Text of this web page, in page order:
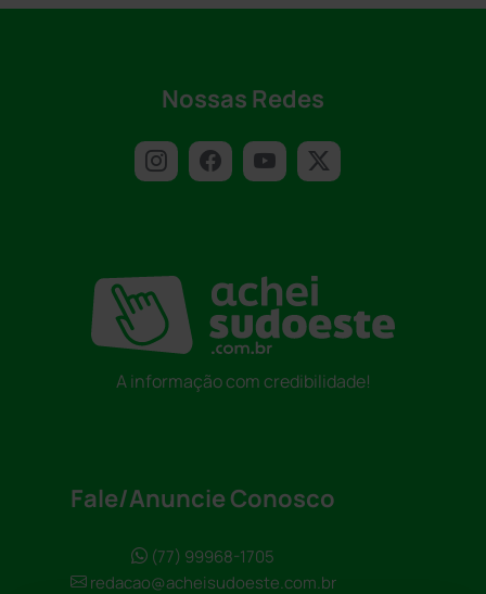
Nossas Redes
A informação com credibilidade!
Fale/Anuncie Conosco
(77) 99968-1705
redacao@acheisudoeste.com.br